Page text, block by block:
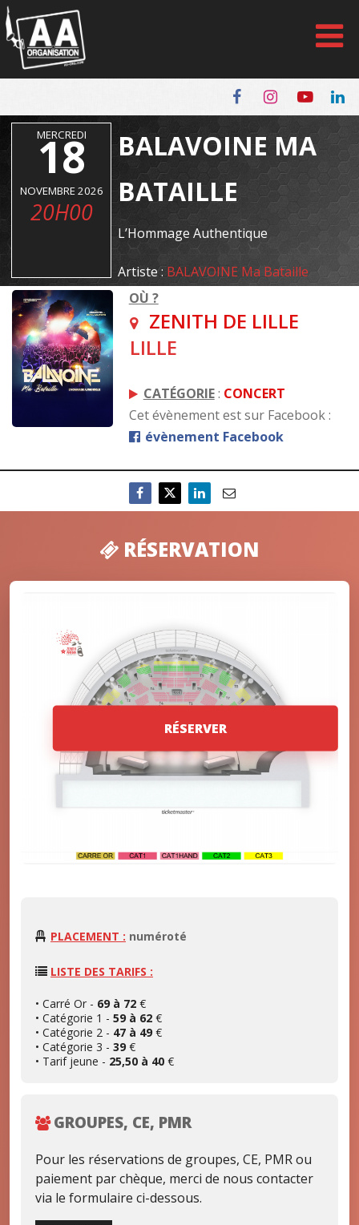
Panneau de gestion des cookies
MERCREDI
18
NOVEMBRE 2026
20H00
BALAVOINE MA
BATAILLE
L’Hommage Authentique
Artiste : BALAVOINE Ma Bataille
OÙ ?
ZENITH DE LILLE
LILLE
CATÉGORIE: CONCERT
Cet évènement est sur Facebook :
évènement Facebook
RÉSERVATION
RÉSERVER
PLACEMENT : numéroté
LISTE DES TARIFS :
• Carré Or - 69 à 72 €
• Catégorie 1 - 59 à 62 €
• Catégorie 2 - 47 à 49 €
• Catégorie 3 - 39 €
• Tarif jeune - 25,50 à 40 €
GROUPES, CE, PMR
Pour les réservations de groupes, CE, PMR ou
paiement par chèque, merci de nous contacter
via le formulaire ci-dessous.